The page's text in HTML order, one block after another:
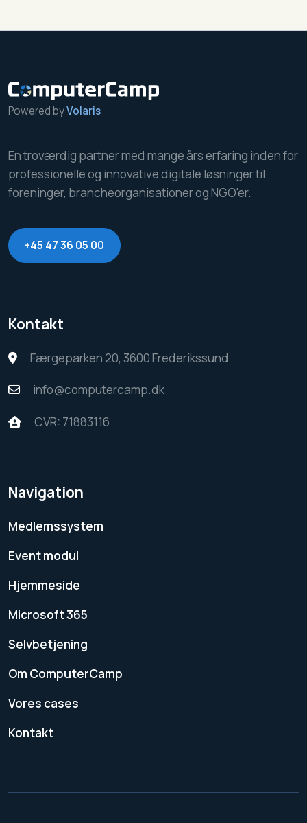
Powered byVolaris
En troværdig partner med mange års erfaring inden for
professionelle og innovative digitale løsninger til
foreninger, brancheorganisationer og NGO'er.
+45 47 36 05 00
Kontakt
Færgeparken 20, 3600 Frederikssund
info@computercamp.dk
CVR: 71883116
Navigation
Medlemssystem
Event modul
Hjemmeside
Microsoft 365
Selvbetjening
Om ComputerCamp
Vores cases
Kontakt